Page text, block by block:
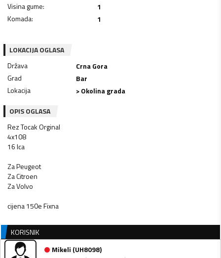
Visina gume:
1
Komada: 1
LOKACIJA OGLASA
Država
Crna Gora
Grad
Bar
Lokacija
> Okolina grada
OPIS OGLASA
Rez Tocak Orginal
4x108
16 Ica
Za Peugeot
Za Citroen
Za Volvo
cijena 150e Fixna
KORISNIK
Mikeli (UH8098)